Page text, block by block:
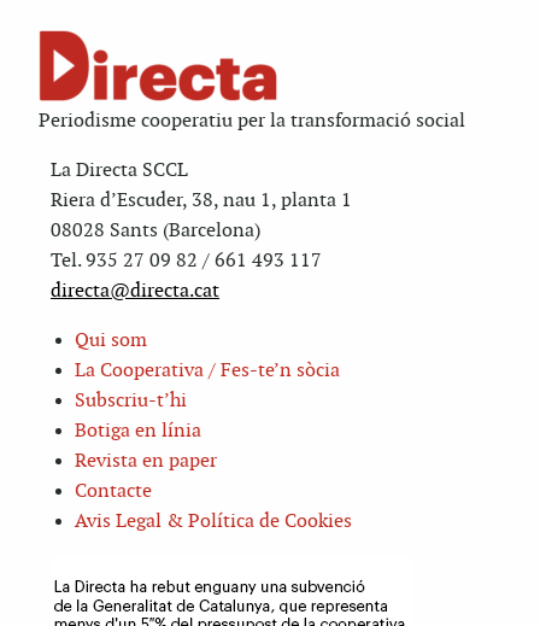
Periodisme cooperatiu per la transformació social
La Directa SCCL
Riera d’Escuder, 38, nau 1, planta 1
08028 Sants (Barcelona)
Tel. 935 27 09 82 / 661 493 117
directa@directa.cat
Qui som
La Cooperativa / Fes-te’n sòcia
Subscriu-t’hi
Botiga en línia
Revista en paper
Contacte
Avis Legal & Política de Cookies